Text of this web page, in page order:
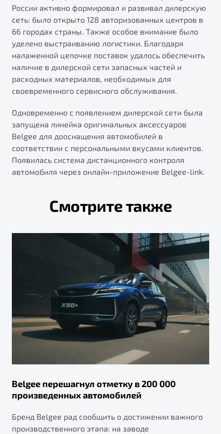
России активно формировал и развивал дилерскую
сеть: было открыто 128 авторизованных центров в
66 городах страны. Также особое внимание было
уделено выстраиванию логистики. Благодаря
налаженной цепочке поставок удалось обеспечить
наличие в дилерской сети запасных частей и
расходных материалов, необходимых для
своевременного сервисного обслуживания.
Одновременно с появлением дилерской сети была
запущена линейка оригинальных аксессуаров
Belgee для дооснащения автомобилей в
соответствии с персональными вкусами клиентов.
Появилась система дистанционного контроля
автомобиля через онлайн-приложение Belgee-link.
Смотрите также
Belgee перешагнул отметку в 200 000
произведенных автомобилей
Бренд Belgee рад сообщить о достижении важного
производственного этапа: на заводе